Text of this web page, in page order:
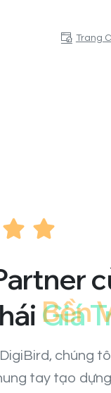
Trang
Giá
chúng
tay tạo